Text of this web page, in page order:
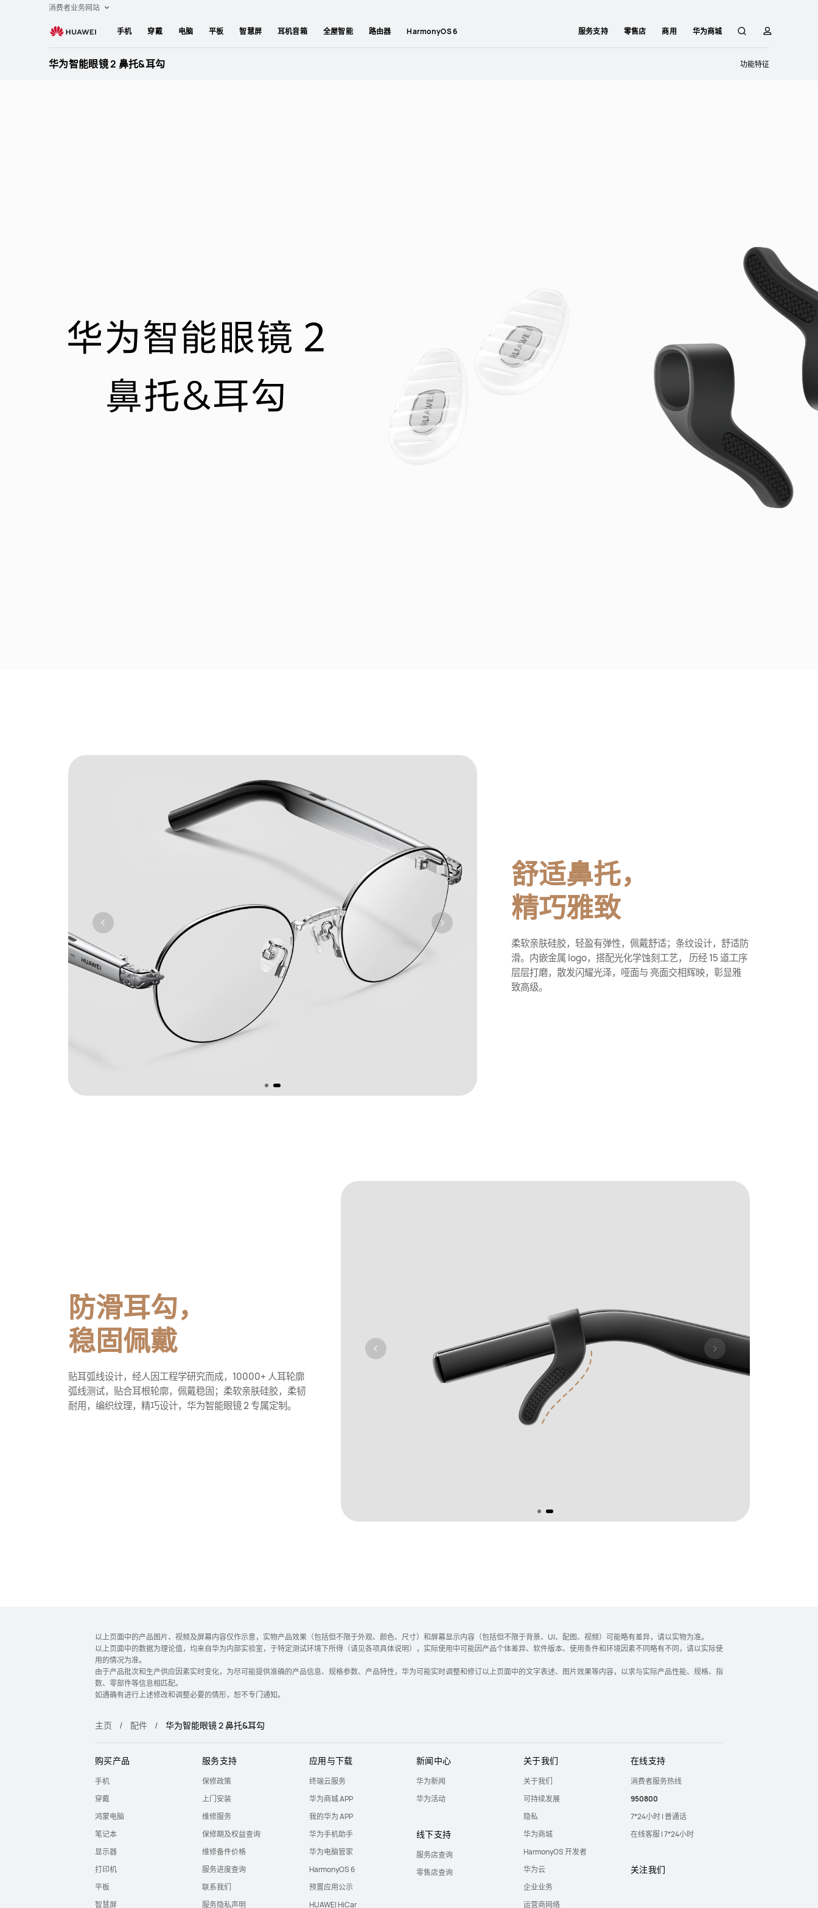
消费者业务网站
手机 穿戴 电脑 平板 智慧屏 耳机音箱 全屋智能 路由器 HarmonyOS 6 服务支持 零售店 商用 华为商城
搜 简
华为智能眼镜 2 鼻托&耳勾 功能特征
舒适鼻托，
精巧雅致
柔软亲肤硅胶，轻盈有弹性，佩戴舒适；条纹设计，舒适防
滑。内嵌金属 logo，搭配光化学蚀刻工艺， 历经 15 道工序
层层打磨，散发闪耀光泽，哑面与 亮面交相辉映，彰显雅
致高级。
防滑耳勾，
稳固佩戴
贴耳弧线设计，经人因工程学研究而成，10000+ 人耳轮廓
弧线测试，贴合耳根轮廓， 佩戴稳固；柔软亲肤硅胶，柔韧
耐用，编织纹理， 精巧设计，华为智能眼镜 2 专属定制。
以上页面中的产品图片、视频及屏幕内容仅作示意，实物产品效果（包括但不限于外观、颜色、尺寸）和屏幕显示内容（包括但不限于背景、UI、配图、视频）可能略有差异，请以实物为准。
以上页面中的数据为理论值，均来自华为内部实验室，于特定测试环境下所得（请见各项具体说明），实际使用中可能因产品个体差异、软件版本、使用条件和环境因素不同略有不同，请以实际使
用的情况为准。
由于产品批次和生产供应因素实时变化，为尽可能提供准确的产品信息、规格参数、产品特性，华为可能实时调整和修订以上页面中的文字表述、图片效果等内容，以求与实际产品性能、规格、指
数、零部件等信息相匹配。
如遇确有进行上述修改和调整必要的情形，恕不专门通知。
主页 配件 华为智能眼镜 2 鼻托&耳勾
购买产品
手机
穿戴
鸿蒙电脑
笔记本
显示器
打印机
平板
智慧屏
服务支持
保修政策
上门安装
维修服务
保修期及权益查询
维修备件价格
服务进度查询
联系我们
服务隐私声明
应用与下载
终端云服务
华为商城 APP
我的华为 APP
华为手机助手
华为电脑管家
HarmonyOS 6
预置应用公示
HUAWEI HiCar
新闻中心
华为新闻
华为活动
线下支持
服务店查询
零售店查询
关于我们
关于我们
可持续发展
隐私
华为商城
HarmonyOS 开发者
华为云
企业业务
运营商网络
在线支持
消费者服务热线
950800
7*24小时 | 普通话
在线客服 | 7*24小时
关注我们